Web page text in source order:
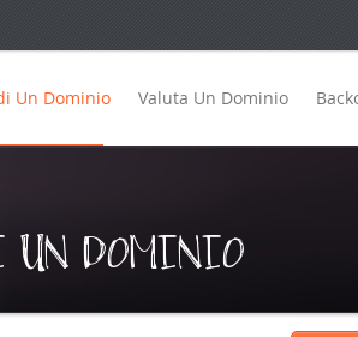
Un Dominio Valuta Un Dominio
UN DOMINIO